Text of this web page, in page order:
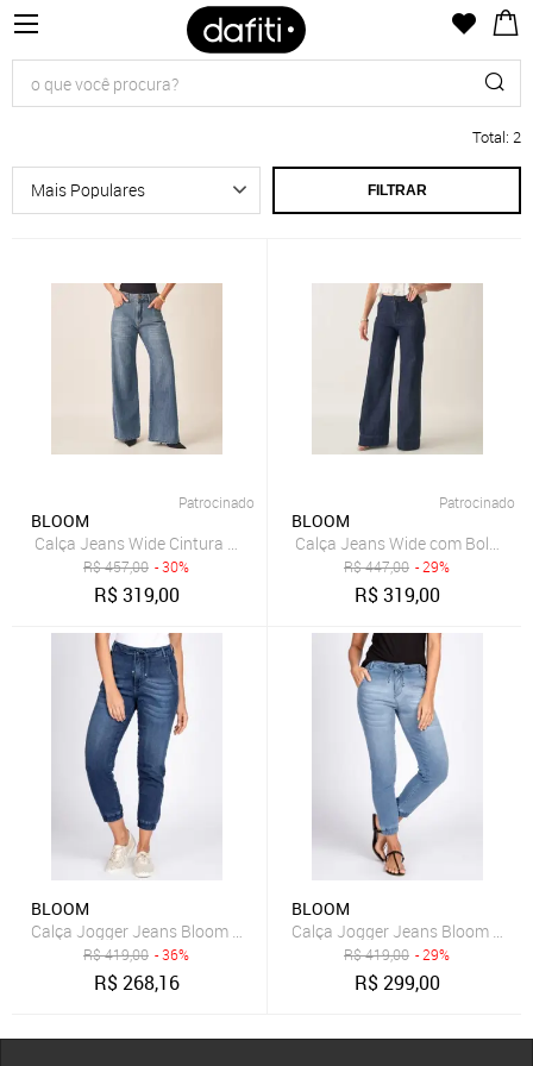
Total: 2
FILTRAR
Patrocinado
BLOOM
Calça Jeans Wide Cintura Super Alta Vera
R$457,00 - 30%
R$319,00
Patrocinado
BLOOM
Calça Jeans Wide com Bolso
R$447,00 - 29%
R$319,00
BLOOM
Calça Jogger Jeans Bloom Moletom Elástico Barra
R$419,00 - 36%
R$268,16
BLOOM
Calça Jogger Jeans Bloom
R$419,00 - 29%
R$299,00